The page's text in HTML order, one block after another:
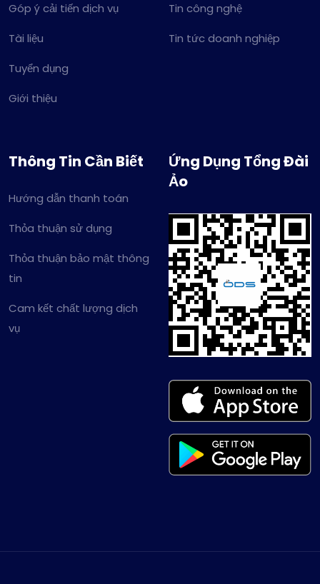
Góp ý cải tiến dịch vụ
Tài liệu
Tuyển dụng
Giới thiệu
Tin công nghệ
Tin tức doanh nghiệp
Thông Tin Cần Biết
Hướng dẫn thanh toán
Thỏa thuận sử dụng
Thỏa thuận bảo mật thông
tin
Cam kết chất lượng dịch
vụ
Ứng Dụng Tổng Đài
Ảo